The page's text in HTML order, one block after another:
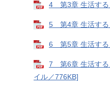
4 第3章 生活する
5 第4章 生活する
6 第5章 生活する
7 第6章 生活する
イル／776KB]